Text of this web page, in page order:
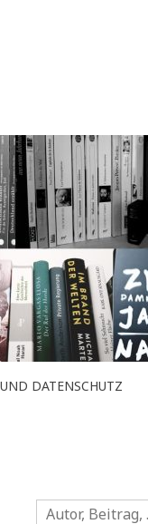
DATENSCHUTZ
Suchen